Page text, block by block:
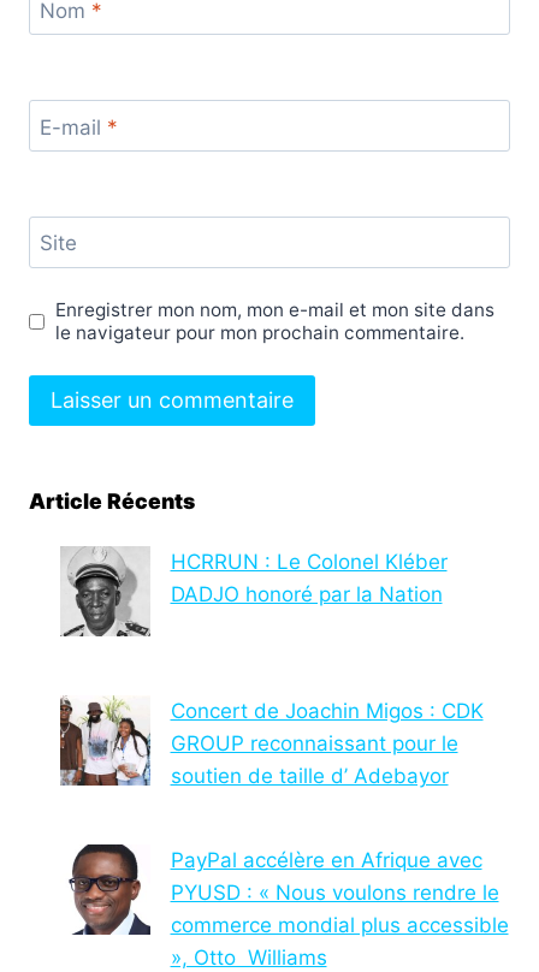
Nom *
E-mail *
Site
Enregistrer mon nom, mon e-mail et mon site dans
le navigateur pour mon prochain commentaire.
Article Récents
HCRRUN : Le Colonel Kléber
DADJO honoré par la Nation
Concert de Joachin Migos : CDK
GROUP reconnaissant pour le
soutien de taille d’ Adebayor
PayPal accélère en Afrique avec
PYUSD : « Nous voulons rendre le
commerce mondial plus accessible
», Otto Williams